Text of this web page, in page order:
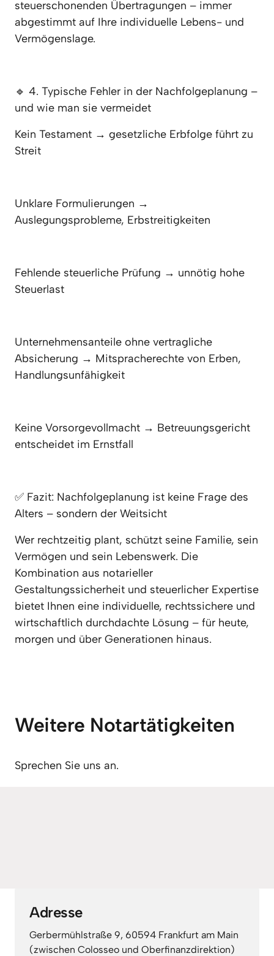
steuerschonenden Übertragungen – immer
abgestimmt auf Ihre individuelle Lebens- und
Vermögenslage.
🔹 4. Typische Fehler in der Nachfolgeplanung –
und wie man sie vermeidet
Kein Testament → gesetzliche Erbfolge führt zu
Streit
Unklare Formulierungen →
Auslegungsprobleme, Erbstreitigkeiten
Fehlende steuerliche Prüfung → unnötig hohe
Steuerlast
Unternehmensanteile ohne vertragliche
Absicherung → Mitspracherechte von Erben,
Handlungsunfähigkeit
Keine Vorsorgevollmacht → Betreuungsgericht
entscheidet im Ernstfall
✅ Fazit: Nachfolgeplanung ist keine Frage des
Alters – sondern der Weitsicht
Wer rechtzeitig plant, schützt seine Familie, sein
Vermögen und sein Lebenswerk. Die
Kombination aus notarieller
Gestaltungssicherheit und steuerlicher Expertise
bietet Ihnen eine individuelle, rechtssichere und
wirtschaftlich durchdachte Lösung – für heute,
morgen und über Generationen hinaus.
Weitere Notartätigkeiten
Sprechen Sie uns an.
Adresse
Gerbermühlstraße 9, 60594 Frankfurt am Main
(zwischen Colosseo und Oberfinanzdirektion)